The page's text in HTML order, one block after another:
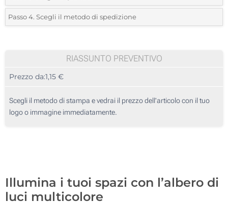
1 Colore (Su un lato)
*Quantità desiderata:
50
125
250
Passo 4. Scegli il metodo di spedizione
RIASSUNTO PREVENTIVO
Prezzo da:1,15 €
Scegli il metodo di stampa e vedrai il prezzo dell'articolo con il tuo
logo o immagine immediatamente.
Illumina i tuoi spazi con l’albero di
luci multicolore